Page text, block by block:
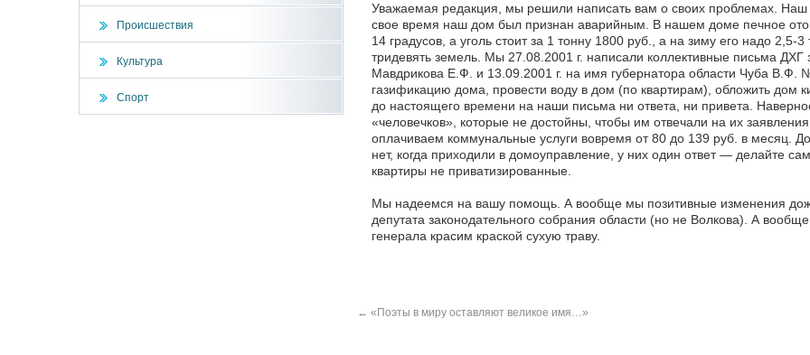
Происшествия
Культура
Спорт
Уважаемая редакция, мы решили написать вам о своих проблемах. Наш
свое время наш дом был признан аварийным. В нашем доме печное
14 градусов, а уголь стоит за 1 тонну 1800 руб., а на зиму его надо 2,5-
тридевять земель. Мы 27.08.2001 г. написали коллективные письма
Мавдрикова Е.Ф. и 13.09.2001 г. на имя губернатора области Чуба В.Ф.
газификацию дома, провести воду в дом (по квартирам), обложить дом
до настоящего времени на наши письма ни ответа, ни привета.
«человечков», которые не достойны, чтобы им отвечали на их
оплачиваем коммунальные услуги вовремя от 80 до 139 руб. в месяц.
нет, когда приходили в домоуправление, у них один ответ — делайте
квартиры не приватизированные.
Мы надеемся на вашу помощь. А вообще мы позитивные изменения
депутата законодательного собрания области (но не Волкова). А
генерала красим краской сухую траву.
← «Поэты в миру оставляют великое имя…»